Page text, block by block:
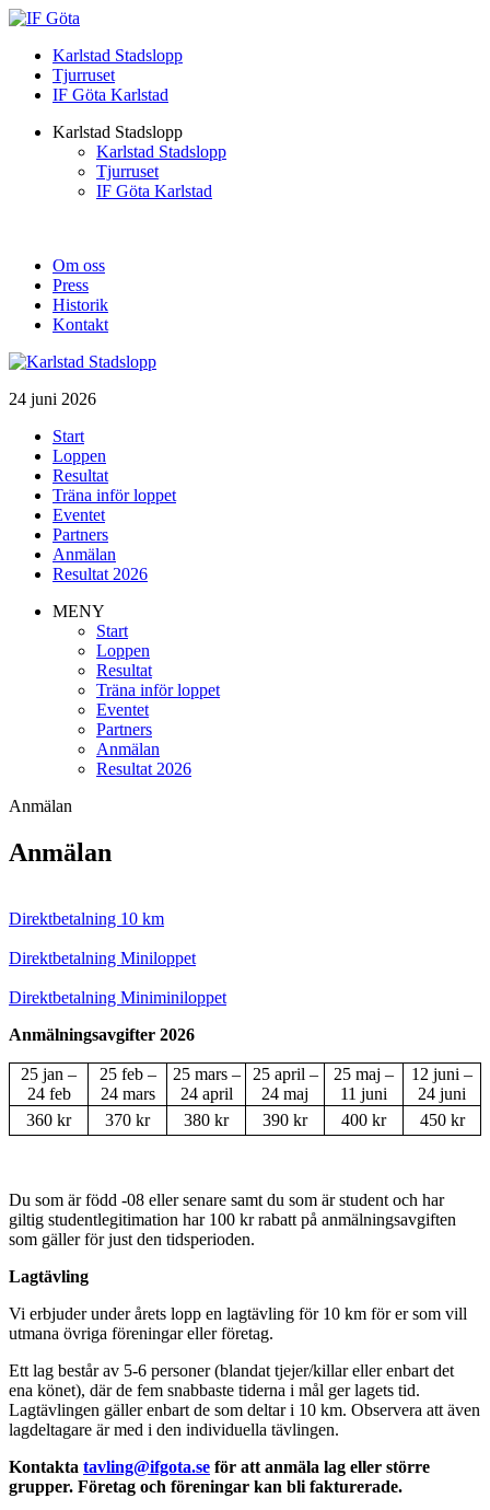
Karlstad Stadslopp
Tjurruset
IF Göta Karlstad
Karlstad Stadslopp
Karlstad Stadslopp
Tjurruset
IF Göta Karlstad
Om oss
Press
Historik
Kontakt
24 juni 2026
Start
Loppen
Resultat
Träna inför loppet
Eventet
Partners
Anmälan
Resultat 2026
MENY
Start
Loppen
Resultat
Träna inför loppet
Eventet
Partners
Anmälan
Resultat 2026
Anmälan
Anmälan
Direktbetalning 10 km
Direktbetalning Miniloppet
Direktbetalning Miniminiloppet
Anmälningsavgifter 2026
25 jan –
24 feb
25 feb –
24 mars
25 mars –
24 april
25 april –
24 maj
25 maj –
11 juni
12 juni –
24 juni
360 kr
370 kr 380 kr 390 kr 400 kr 450 kr
Du som är född -08 eller senare samt du som är student och har
giltig studentlegitimation har 100 kr rabatt på anmälningsavgiften
som gäller för just den tidsperioden.
Lagtävling
Vi erbjuder under årets lopp en lagtävling för 10 km för er som vill
utmana övriga föreningar eller företag.
Ett lag består av 5-6 personer (blandat tjejer/killar eller enbart det
ena könet), där de fem snabbaste tiderna i mål ger lagets tid.
Lagtävlingen gäller enbart de som deltar i 10 km. Observera att även
lagdeltagare är med i den individuella tävlingen.
Kontakta tavling@ifgota.se för att anmäla lag eller större
grupper. Företag och föreningar kan bli fakturerade.